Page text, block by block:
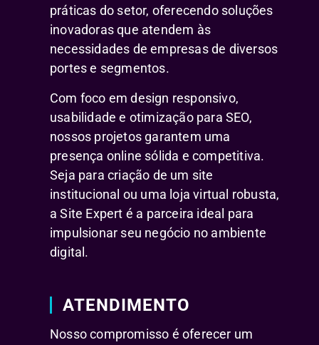
práticas do setor, oferecendo soluções
inovadoras que atendem às
necessidades de empresas de diversos
portes e segmentos.
Com foco em design responsivo,
usabilidade e otimização para SEO,
nossos projetos garantem uma
presença online sólida e competitiva.
Seja para criação de um site
institucional ou uma loja virtual robusta,
a Site Expert é a parceira ideal para
impulsionar seu negócio no ambiente
digital.
ATENDIMENTO
Nosso compromisso é oferecer um